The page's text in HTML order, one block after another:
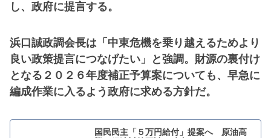
し、政府に提言する。
浜口誠政調会長は「中東危機を乗り越えるためより
良い政策提言につなげたい」と強調。財源の裏付け
となる２０２６年度補正予算案についても、早急に
編成作業に入るよう政府に求める方針だ。
国民民主「５万円給付」提案へ 原油高